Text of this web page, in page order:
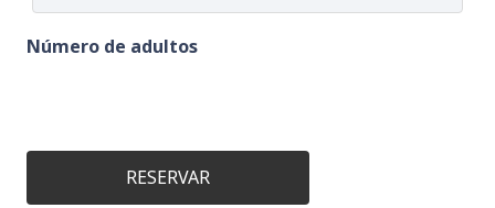
Número de adultos
RESERVAR